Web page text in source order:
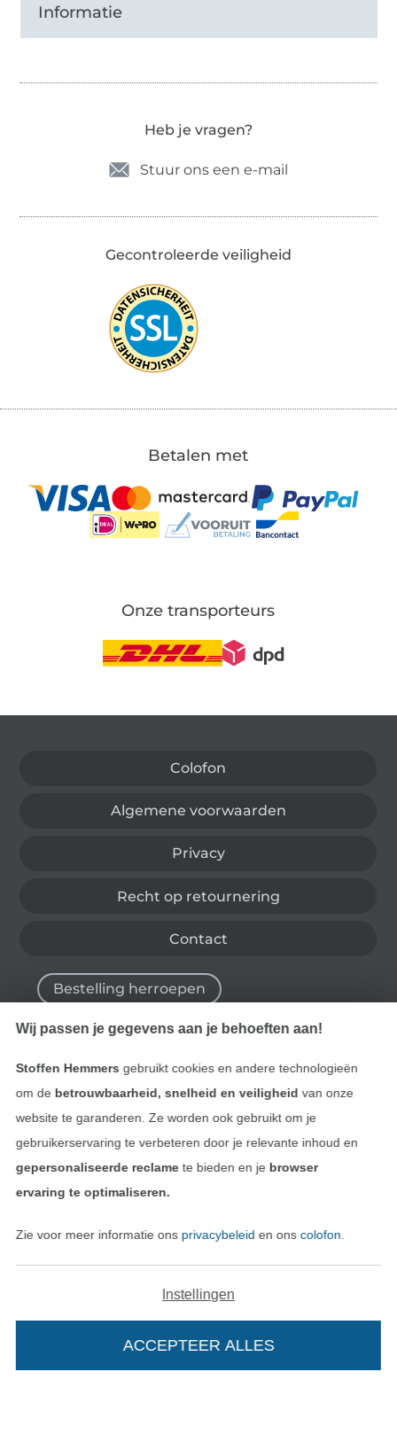
Informatie
Heb je vragen?
Stuur ons een e-mail
Gecontroleerde veiligheid
Betalen met
Onze transporteurs
Colofon
Algemene voorwaarden
Privacy
Recht op retournering
Contact
Bestelling herroepen
Vind meer inspiratie
Deutsch
Nederlands
Wissel naar de
Wij passen je gegevens aan je behoeften aan!
Stoffen Hemmers gebruikt cookies en andere technologieën
om de betrouwbaarheid, snelheid en veiligheid van onze
website te garanderen. Ze worden ook gebruikt om je
gebruikerservaring te verbeteren door je relevante inhoud en
gepersonaliseerde reclamete bieden en je browser
ervaring te optimaliseren.
Zie voor meer informatie ons privacybeleid en ons colofon
Instellingen
ACCEPTEER ALLES